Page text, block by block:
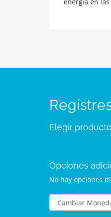
Elegir producto
Opciones
No hay opciones